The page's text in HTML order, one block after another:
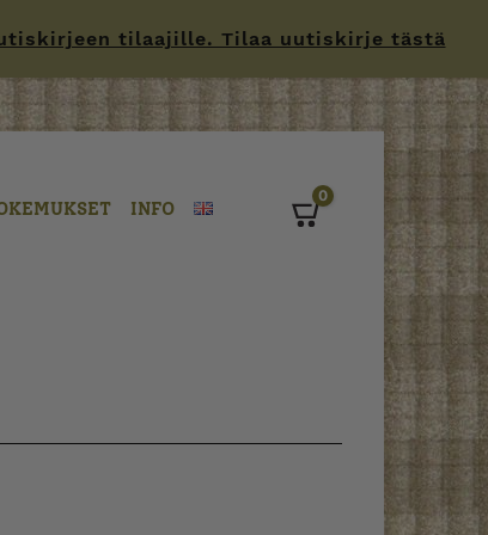
tilaajille. Tilaa uutiskirje tästä
INFO
0